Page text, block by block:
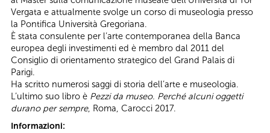
Vergata e attualmente svolge un corso di museologia presso
la Pontifica Università Gregoriana.
È stata consulente per l’arte contemporanea della Banca
europea degli investimenti ed è membro dal 2011 del
Consiglio di orientamento strategico del Grand Palais di
Parigi.
Ha scritto numerosi saggi di storia dell’arte e museologia.
L’ultimo suo libro è Pezzi da museo. Perché alcuni oggetti
durano per sempre, Roma, Carocci 2017.
Informazioni: